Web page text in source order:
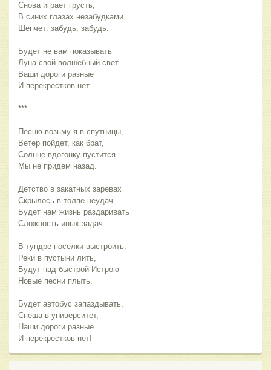
Снова играет грусть,
В синих глазах незабудками
Шепчет: забудь, забудь.
Будет не вам показывать
Луна свой волшебный свет -
Ваши дороги разные
И перекрестков нет.
***
Песню возьму я в спутницы,
Ветер пойдет, как брат,
Солнце вдогонку пустится -
Мы не придем назад.
Детство в закатных заревах
Скрылось в толпе неудач.
Будет нам жизнь раздаривать
Сложность иных задач:
В тундре поселки выстроить.
Реки в пустыни лить,
Будут над быстрой Истрою
Новые песни плыть.
Будет автобус запаздывать,
Спеша в университет, -
Наши дороги разные
И перекрестков нет!